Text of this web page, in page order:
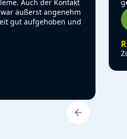
Auch der Kontakt
äußerst angenehm
gut aufgehoben und